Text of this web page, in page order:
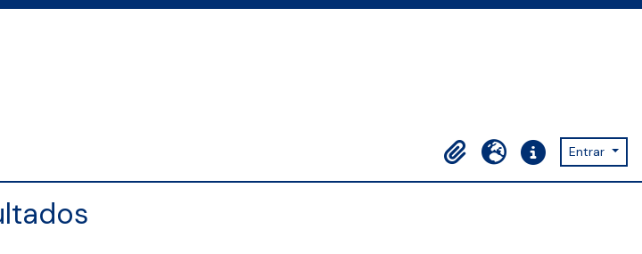
in browse page
Área de transferência
Idioma Ligações rápidas
Entrar